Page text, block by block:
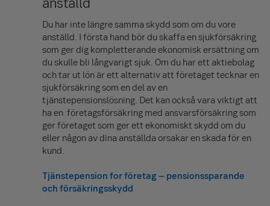
Du har inte längre samma skydd som om du vore
anställd. I första hand bör du skaffa en sjukförsäkring
som ger dig kompletterande ekonomisk ersättning om
du skulle bli långvarigt sjuk. Om du har ett aktiebolag
och tar ut lön är ett alternativ att företaget tecknar en
sjukförsäkring som en del av en
tjänstepensionslösning. Det kan också vara viktigt att
ha en företagsförsäkring med ansvarsförsäkring som
ger företaget som ger ett ekonomiskt skydd om du
eller någon av dina anställda orsakar en skada för en
kund.
Tjänstepension for företag – pensionssparande
och försäkringsskydd